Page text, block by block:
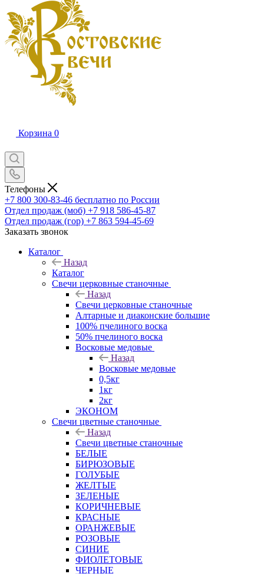
Корзина 0
Телефоны
+7 800 300-83-46 бесплатно по России
Отдел продаж (моб) +7 918 586-45-87
Отдел продаж (гор) +7 863 594-45-69
Заказать звонок
Каталог
Назад
Каталог
Свечи церковные станочные
Назад
Свечи церковные станочные
Алтарные и диаконские большие
100% пчелиного воска
50% пчелиного воска
Восковые медовые
Назад
Восковые медовые
0,5кг
1кг
2кг
ЭКОНОМ
Свечи цветные станочные
Назад
Свечи цветные станочные
БЕЛЫЕ
БИРЮЗОВЫЕ
ГОЛУБЫЕ
ЖЕЛТЫЕ
ЗЕЛЕНЫЕ
КОРИЧНЕВЫЕ
КРАСНЫЕ
ОРАНЖЕВЫЕ
РОЗОВЫЕ
СИНИЕ
ФИОЛЕТОВЫЕ
ЧЕРНЫЕ